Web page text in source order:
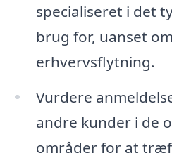
specialiseret i det
brug for, uanset
erhvervsflytning.
Vurdere
andre kunder i de
områder for at